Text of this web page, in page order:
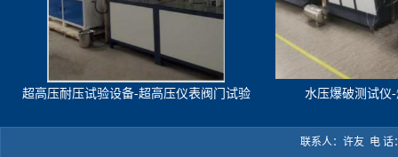
超高压耐压试验设备-超高压仪表阀门试验
水压爆破测试仪
联系人：许友 电 话